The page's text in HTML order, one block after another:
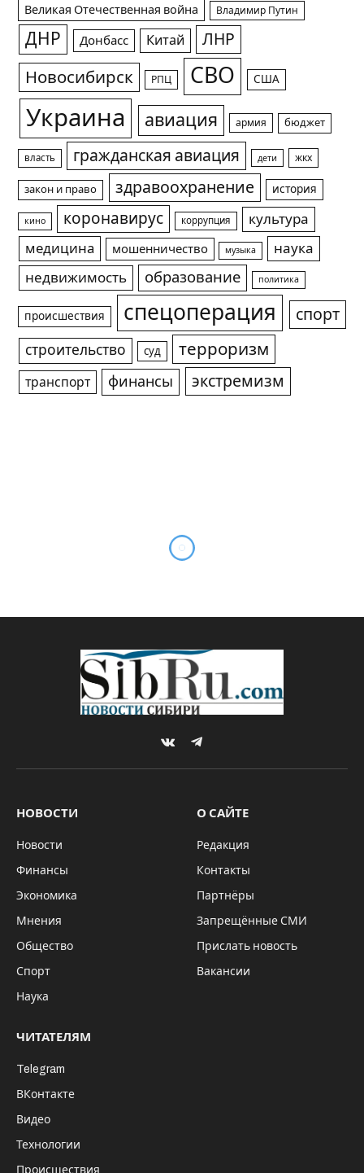
Великая Отечественная война Владимир Путин
ДНР Донбасс Китай ЛНР
Новосибирск РПЦ СВО США
Украина авиация армия бюджет
власть гражданская авиация дети жкх
закон и право здравоохранение история
кино коронавирус коррупция
культура
медицина
мошенничество музыка
наука
недвижимость
образование политика
происшествия спецоперация спорт
строительство суд терроризм
транспорт финансы экстремизм
VKontakteTelegram
НОВОСТИ
Новости
Финансы
Экономика
Мнения
Общество
Спорт
Наука
О САЙТЕ
Редакция
Контакты
Партнёры
Запрещённые СМИ
Прислать новость
Вакансии
ЧИТАТЕЛЯМ
Telegram
ВКонтакте
Видео
Технологии
Происшествия